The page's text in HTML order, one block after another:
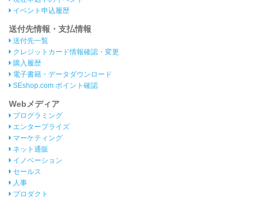
イベント申込履歴
送付先情報・支払情報
送付先一覧
クレジットカード情報確認・変更
購入履歴
電子書籍・データダウンロード
SEshop.com ポイント確認
Webメディア
プログラミング
エンタープライズ
マーケティング
ネット通販
イノベーション
セールス
人事
プロダクト